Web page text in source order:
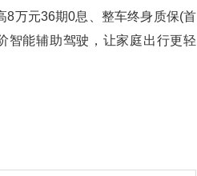
万元36期0息、整车终身质保(首
智能辅助驾驶，让家庭出行更轻